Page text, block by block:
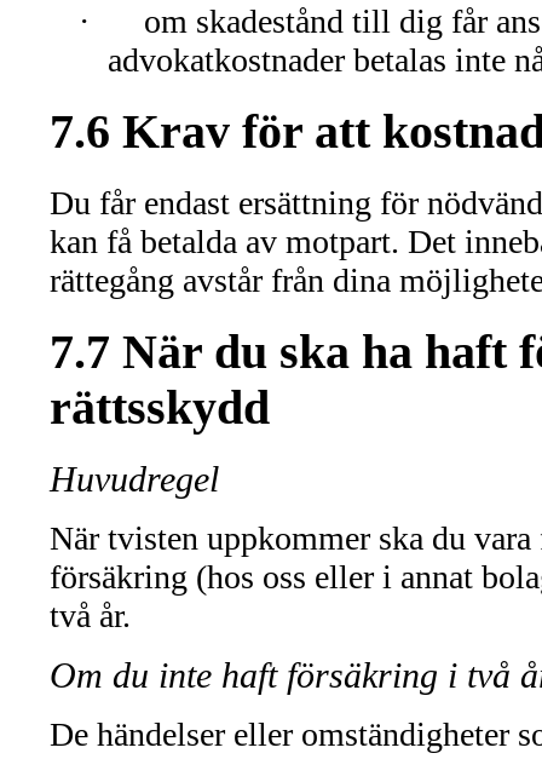
·
om skadestånd till dig får
advokatkostnader betalas inte
7.6 Krav för att
Du får endast ersättning för
kan få betalda av motpart. Det
rättegång avstår från dina
7.7 När du ska ha
rättsskydd
Huvudregel
När tvisten uppkommer ska du
försäkring (hos oss eller i annat
två år.
Om du inte haft försäkring i två
De händelser eller omständigheter